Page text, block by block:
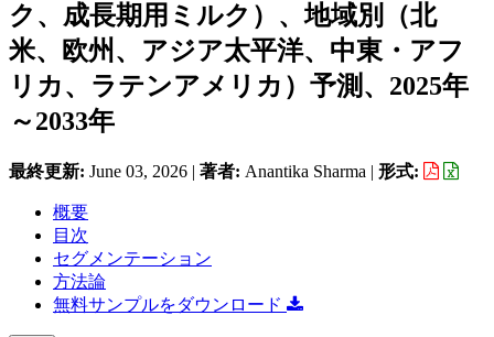
ク、成長期用ミルク）、地域別（北
米、欧州、アジア太平洋、中東・アフ
リカ、ラテンアメリカ）予測、2025年
～2033年
最終更新: June 03, 2026 | 著者: Anantika Sharma | 形式:
概要
目次
セグメンテーション
方法論
無料サンプルをダウンロード